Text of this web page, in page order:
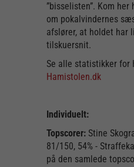
”bisselisten”. Kom
om pokalvindernes
afslører, at holdet har
tilskuersnit.
Se alle statistikker for
Hamistolen.dk
Individuelt:
Topscorer: Stine
81/150, 54% -
på den samlede